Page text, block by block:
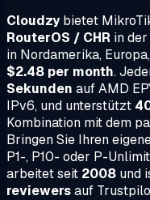
Cloudzybietet
RouterOS / CHR in
in Nordamerika,
$2.48 per month.
Sekunden auf AMD
IPv6, und unterstützt
Kombination mit dem
Bringen Sie Ihren
P1-, P10- oder P-
arbeitet seit 2008 und
reviewersauf